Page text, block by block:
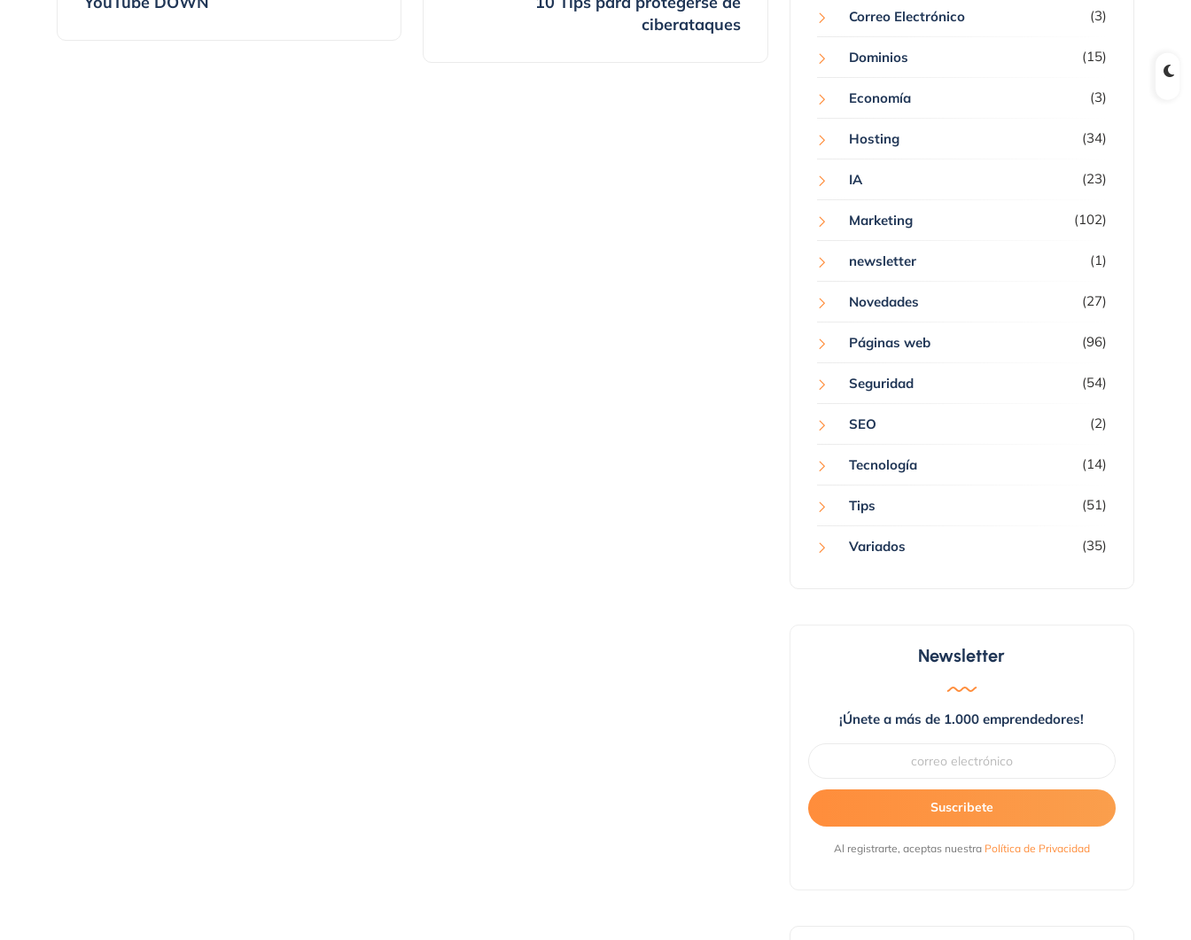
ciberataques
Correo Electrónico (3)
Dominios (15)
Economía (3)
Hosting (34)
IA (23)
Marketing (102)
newsletter (1)
Novedades (27)
Páginas web (96)
Seguridad (54)
SEO (2)
Tecnología (14)
Tips (51)
Variados (35)
Newsletter
¡Únete a más de 1.000 emprendedores!
Suscribete
Al registrarte, aceptas nuestra Política de Privacidad